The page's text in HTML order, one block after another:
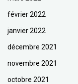
février 2022
janvier 2022
décembre 2021
novembre 2021
octobre 2021